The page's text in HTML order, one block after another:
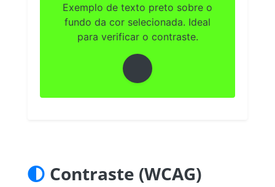
Exemplo de texto preto sobre o
fundo da cor selecionada. Ideal
para verificar o contraste.
Contraste (WCAG)